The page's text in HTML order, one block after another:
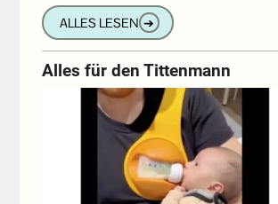
ALLES LESEN ➔
Alles für den Tittenmann